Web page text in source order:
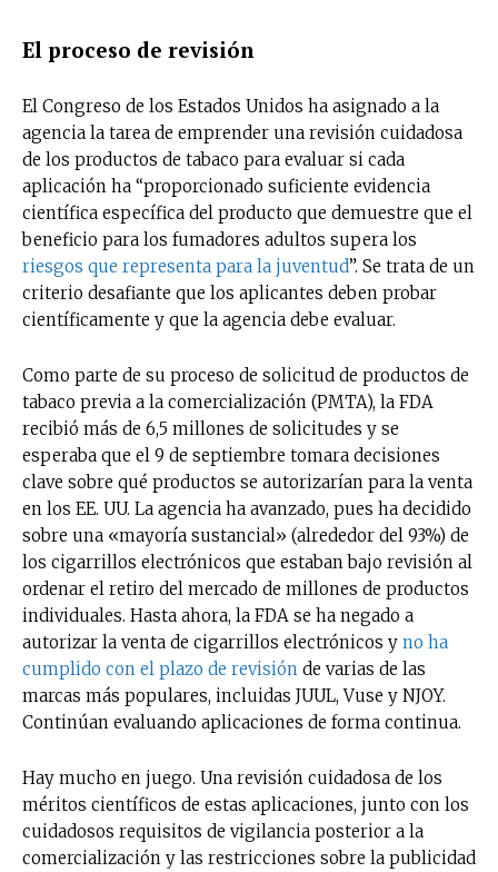
El proceso de revisión
El Congreso de los Estados Unidos ha asignado a la
agencia la tarea de emprender una revisión cuidadosa
de los productos de tabaco para evaluar si cada
aplicación ha “proporcionado suficiente evidencia
científica específica del producto que demuestre que el
beneficio para los fumadores adultos supera los
riesgos que representa para la juventud”. Se trata de un
criterio desafiante que los aplicantes deben probar
científicamente y que la agencia debe evaluar.
Como parte de su proceso de solicitud de productos de
tabaco previa a la comercialización (PMTA), la FDA
recibió más de 6,5 millones de solicitudes y se
esperaba que el 9 de septiembre tomara decisiones
clave sobre qué productos se autorizarían para la venta
en los EE. UU. La agencia ha avanzado, pues ha decidido
sobre una «mayoría sustancial» (alrededor del 93%) de
los cigarrillos electrónicos que estaban bajo revisión al
ordenar el retiro del mercado de millones de productos
individuales. Hasta ahora, la FDA se ha negado a
autorizar la venta de cigarrillos electrónicos y no ha
cumplido con el plazo de revisión de varias de las
marcas más populares, incluidas JUUL, Vuse y NJOY.
Continúan evaluando aplicaciones de forma continua.
Hay mucho en juego. Una revisión cuidadosa de los
méritos científicos de estas aplicaciones, junto con los
cuidadosos requisitos de vigilancia posterior a la
comercialización y las restricciones sobre la publicidad